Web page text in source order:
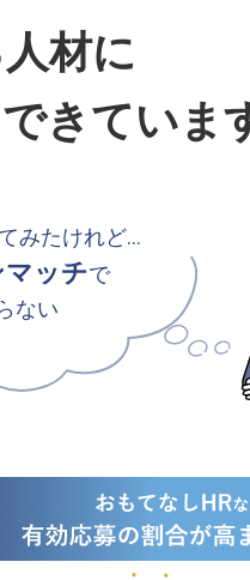
材に
きていま
みたけれど…
マッチで
ない